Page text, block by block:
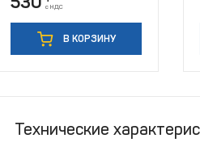
с НДС
В КОРЗИНУ
Технические